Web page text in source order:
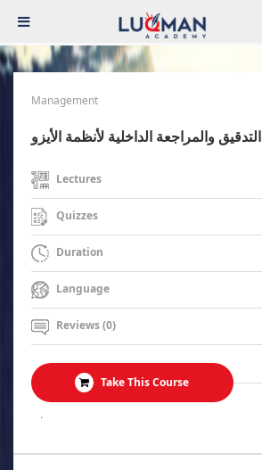
Management
التدقيق والمراجعة الداخلية لأنظمة الأيزو
Lectures
Quizzes
Duration
Language
Reviews (0)
Take This Course
.